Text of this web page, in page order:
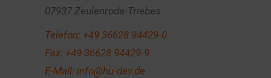
07937 Zeulenroda-Triebes
Telefon: +49 36628 94429-0
Fax: +49 36628 94429-9
E-Mail: info@hu-dev.de